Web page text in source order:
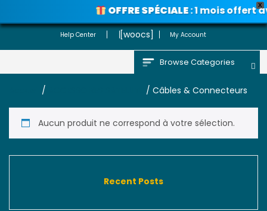
X
OFFRE SPÉCIALE: 1 mois offert
Voir les promos
Help Center [woocs] My Account
Browse Categories
/ / Câbles & Connecteurs
Aucun produit ne correspond à votre sélection.
Recent Posts